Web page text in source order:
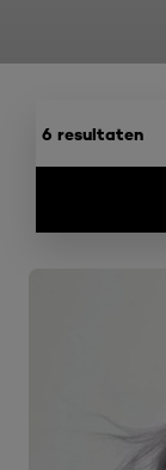
6 resultaten